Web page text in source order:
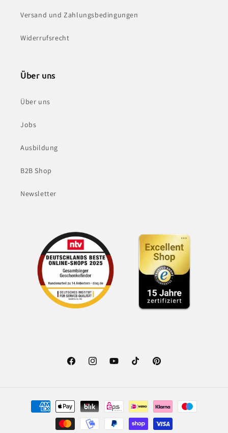
Versand und Zahlungsbedingungen
Widerrufsrecht
Über uns
Über uns
Jobs
Ausbildung
B2B Shop
Newsletter
FacebookInstagramYouTubeTikTok Pinterest
Zahlungsmethoden